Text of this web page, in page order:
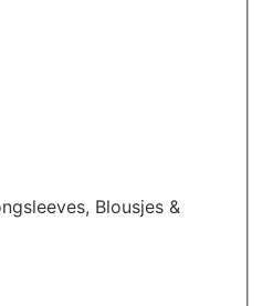
Blousjes &